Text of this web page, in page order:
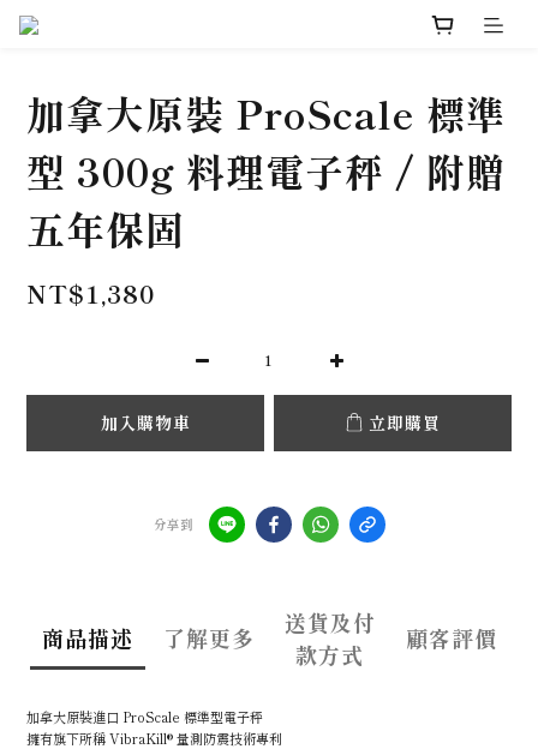
加拿大原裝 ProScale 標準
型 300g 料理電子秤 / 附贈
五年保固
NT$1,380
加入購物車 立即購買
分享到
商品描述 了解更多
送貨及付
款方式
顧客評價
加拿大原裝進口 ProScale 標準型電子秤
擁有旗下所稱 VibraKill® 量測防震技術專利